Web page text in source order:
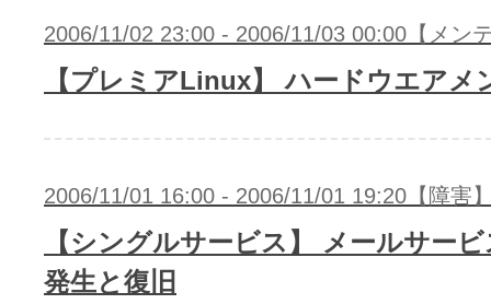
2006/11/02 23:00 - 2006/11/03 00:00【メン
【プレミアLinux】 ハードウエアメ
2006/11/01 16:00 - 2006/11/01 19:20【障害
【シングルサービス】 メールサー
発生と復旧